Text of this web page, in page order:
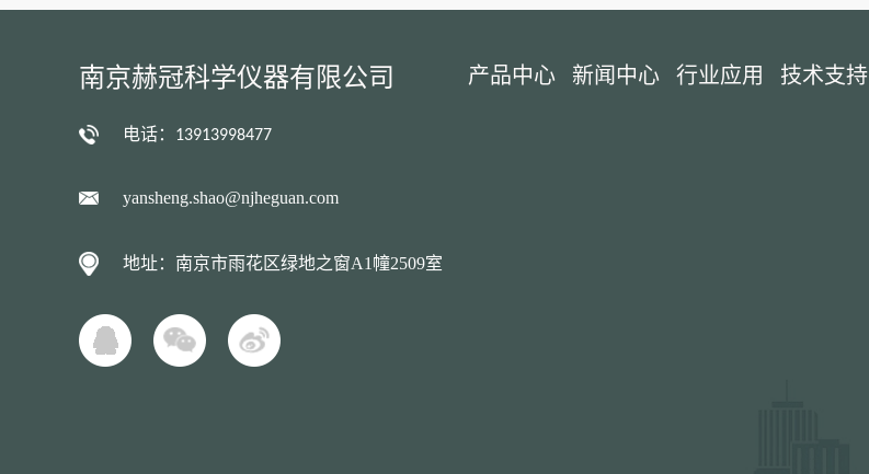
南京赫冠科学仪器有限公司
电话： 13913998477
yansheng.shao@njheguan.com
地址：南京市雨花区绿地之窗A1幢2509室
产品中心 新闻中心 行业应用 技术支持